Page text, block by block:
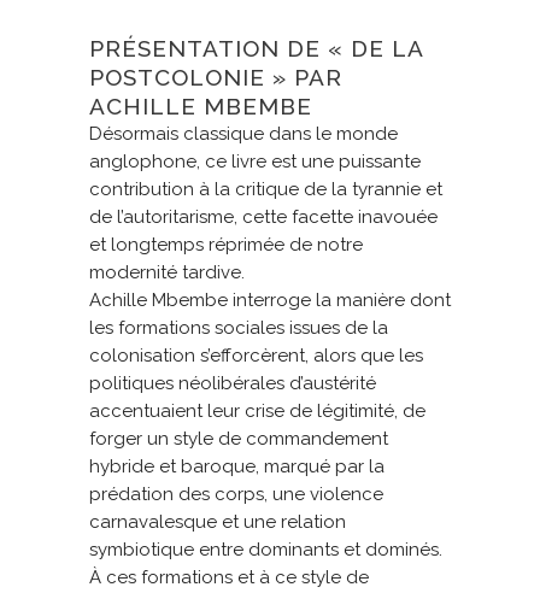
PRÉSENTATION DE « DE LA
POSTCOLONIE » PAR
ACHILLE MBEMBE
Désormais classique dans le monde
anglophone, ce livre est une puissante
contribution à la critique de la tyrannie et
de l’autoritarisme, cette facette inavouée
et longtemps réprimée de notre
modernité tardive.
Achille Mbembe interroge la manière dont
les formations sociales issues de la
colonisation s’efforcèrent, alors que les
politiques néolibérales d’austérité
accentuaient leur crise de légitimité, de
forger un style de commandement
hybride et baroque, marqué par la
prédation des corps, une violence
carnavalesque et une relation
symbiotique entre dominants et dominés.
À ces formations et à ce style de